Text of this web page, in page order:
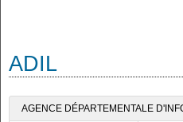
ADIL
AGENCE DÉPARTEMENTALE